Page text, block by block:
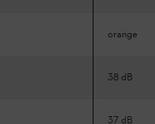
orange
38 dB
37 dB